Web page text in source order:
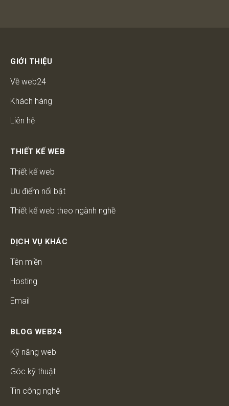
GIỚI THIỆU
Về web24
Khách hàng
Liên hệ
THIẾT KẾ WEB
Thiết kế web
Ưu điểm nổi bật
Thiết kế web theo ngành nghề
DỊCH VỤ KHÁC
Tên miền
Hosting
Email
BLOG WEB24
Kỹ năng web
Góc kỹ thuật
Tin công nghệ